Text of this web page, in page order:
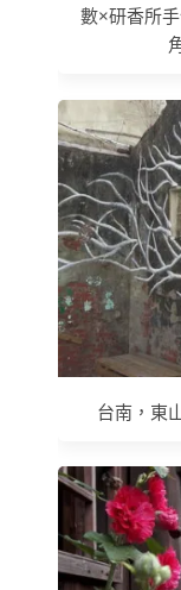
數×研香所
台南，東